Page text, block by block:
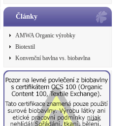
Články
AMWA Organic výrobky
Biotextil
Konvenční bavlna vs. biobavlna